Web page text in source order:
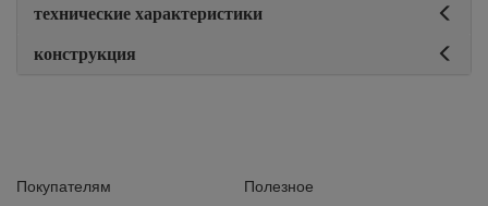
технические характеристики
конструкция
Покупателям
Полезное